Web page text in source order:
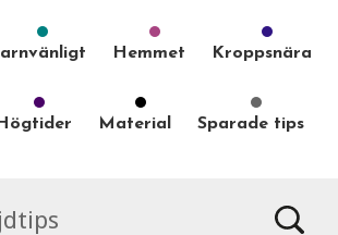
Hemmet Kroppsnära
Material Sparade tips